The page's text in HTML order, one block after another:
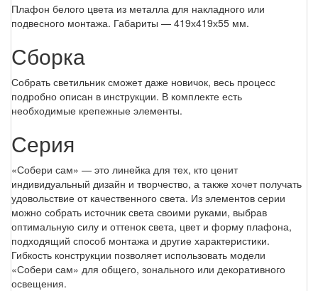
Плафон белого цвета из металла для накладного или
подвесного монтажа. Габариты — 419х419х55 мм.
Сборка
Собрать светильник сможет даже новичок, весь процесс
подробно описан в инструкции. В комплекте есть
необходимые крепежные элементы.
Серия
«Собери сам» — это линейка для тех, кто ценит
индивидуальный дизайн и творчество, а также хочет получать
удовольствие от качественного света. Из элементов серии
можно собрать источник света своими руками, выбрав
оптимальную силу и оттенок света, цвет и форму плафона,
подходящий способ монтажа и другие характеристики.
Гибкость конструкции позволяет использовать модели
«Собери сам» для общего, зонального или декоративного
освещения.